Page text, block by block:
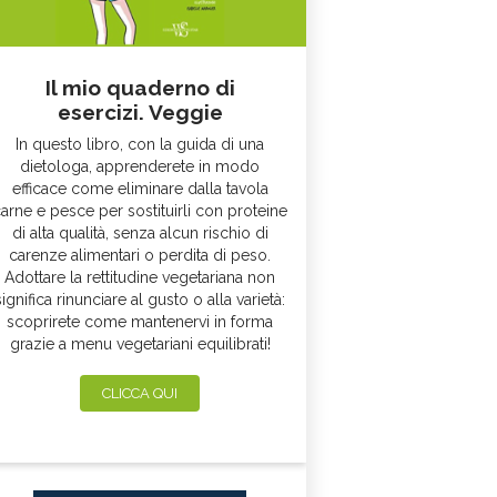
Il mio quaderno di
esercizi. Veggie
In questo libro, con la guida di una
dietologa, apprenderete in modo
efficace come eliminare dalla tavola
e pesce per sostituirli con proteine
di alta qualità, senza alcun rischio di
carenze alimentari o perdita di peso.
Adottare la rettitudine vegetariana non
rinunciare al gusto o alla varietà:
scoprirete come mantenervi in forma
grazie a menu vegetariani equilibrati!
CLICCA QUI